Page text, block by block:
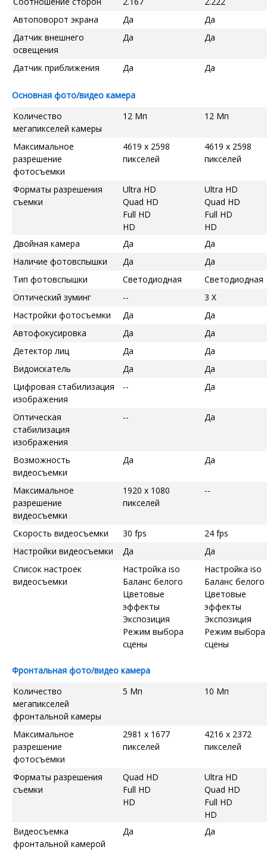
Автоповорот экрана
Да
Да
Датчик внешнего
освещения
Да Да
Датчик приближения Да Да
Основная фото/видео камера
Количество
мегапикселей камеры
12 Мп 12 Мп
Максимальное
разрешение
фотосъемки
4619 x 2598
пикселей
4619 x 2598
пикселей
Форматы разрешения
съемки
Ultra HD
Quad HD
Full HD
HD
Ultra HD
Quad HD
Full HD
HD
Двойная камера
Да
Да
Наличие фотовспышки
Да
Да
Тип фотовспышки
Светодиодная
Светодиодная
Оптический зуминг
--
3 X
Настройки фотосъемки
Да
Да
Автофокусировка
Да
Да
Детектор лиц
Да
Да
Видоискатель
Да
Да
Цифровая стабилизация
изображения
-- Да
Оптическая
стабилизация
изображения
-- Да
Возможность
видеосъемки
Да Да
Максимальное
разрешение
видеосъемки
1920 x 1080
пикселей
--
Скорость видеосъемки 30 fps
24 fps
Настройки видеосъемки
Да
Да
Список настроек
видеосъемки
Настройка iso
Баланс белого
Цветовые
эффекты
Экспозиция
Режим выбора
сцены
Настройка iso
Баланс белого
Цветовые
эффекты
Экспозиция
Режим выбора
сцены
Фронтальная фото/видео камера
Количество
мегапикселей
фронтальной камеры
5 Мп 10 Мп
Максимальное
разрешение
фотосъемки
2981 x 1677
пикселей
4216 x 2372
пикселей
Форматы разрешения
съемки
Quad HD
Full HD
HD
Ultra HD
Quad HD
Full HD
HD
Видеосъемка
фронтальной камерой
Да Да